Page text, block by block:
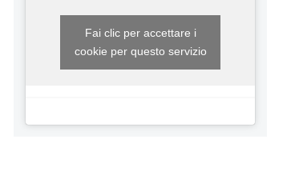
Fai clic per accettare i
cookie per questo servizio